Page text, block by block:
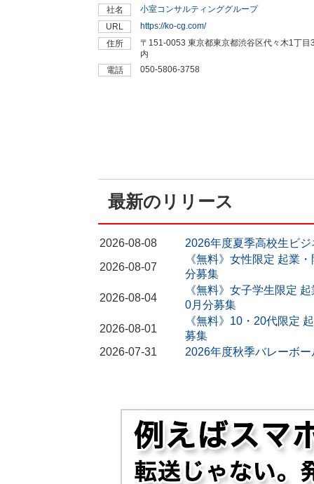
社名
小室コンサルティンググループ
URL
https://ko-cg.com/
住所
〒151-0053 東京都東京都渋谷区代々木1丁
内
電話
050-5806-3758
最新のリリース
2026-08-08
2026年度夏季高校生ビ
2026-08-07
《無料》女性限定 起業
分募集
2026-08-04
《無料》女子学生限定
0月分募集
2026-08-01
《無料》10・20代限定
募集
2026-07-31
2026年度秋季バレーボ